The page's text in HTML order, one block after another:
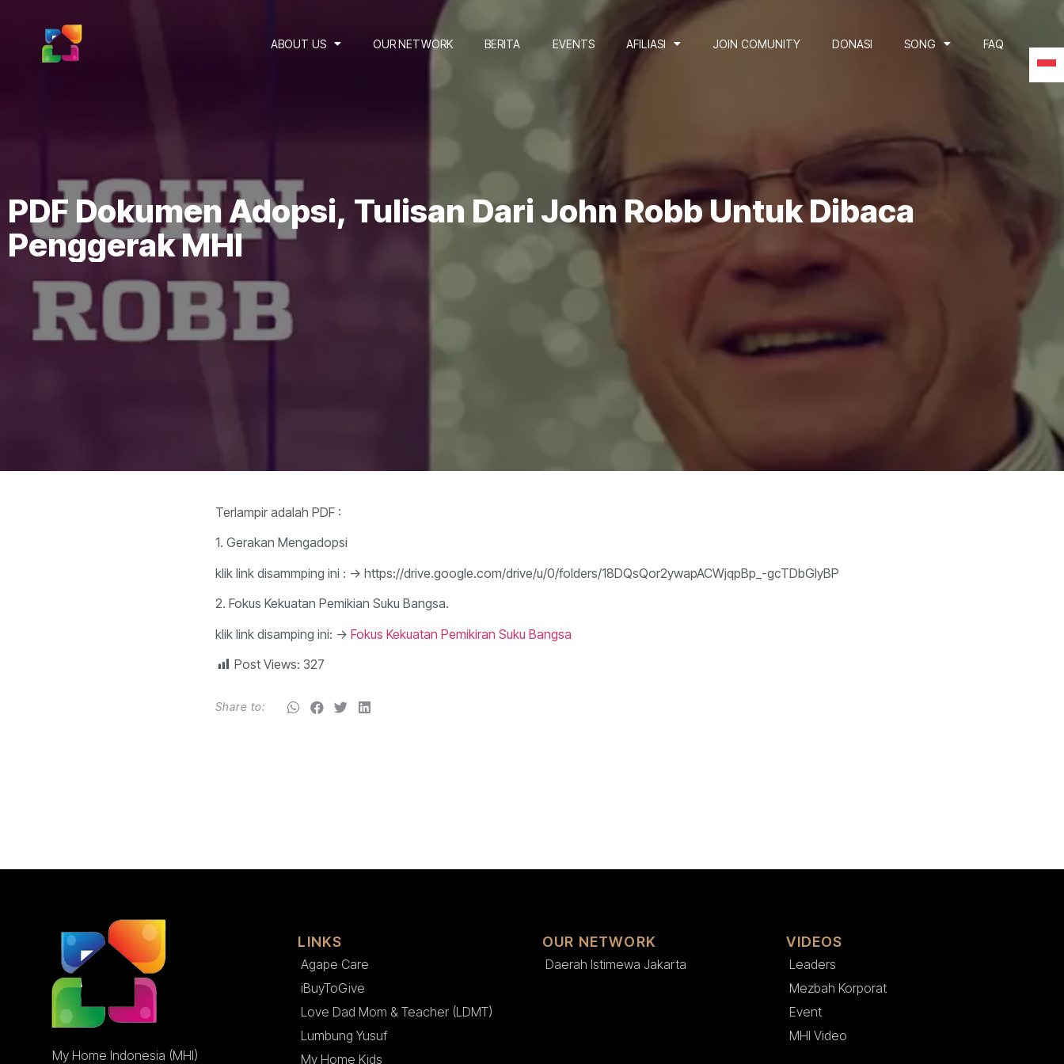
ABOUT US OUR NETWORK BERITA EVENTS AFILIASI JOIN COMUNITY DONASI SONG FAQ
PDF Dokumen Adopsi, Tulisan Dari John Robb Untuk Dibaca
Penggerak MHI
Terlampir adalah PDF :
1. Gerakan Mengadopsi
klik link disammping ini : -> https://drive.google.com/drive/u/0/folders/18DQsQor2ywapACWjqpBp_-gcTDbGIyBP
2. Fokus Kekuatan Pemikian Suku Bangsa.
klik link disamping ini: -> Fokus Kekuatan Pemikiran Suku Bangsa
Post Views: 327
Share to:
My Home Indonesia (MHI)
LINKS
Agape Care
iBuyToGive
Love Dad Mom & Teacher (LDMT)
Lumbung Yusuf
My Home Kids
OUR NETWORK
Daerah Istimewa Jakarta
VIDEOS
Leaders
Mezbah Korporat
Event
MHI Video